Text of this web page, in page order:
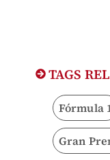
TAGS
Fórmula
Gran